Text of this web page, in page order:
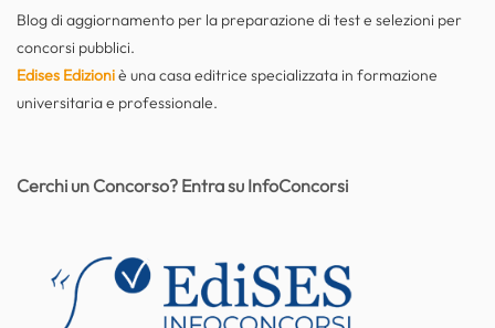
Blog di aggiornamento per la preparazione di test e selezioni per
concorsi pubblici.
Edises Edizioniè una casa editrice specializzata in formazione
universitaria e professionale.
Cerchi un Concorso? Entra su InfoConcorsi